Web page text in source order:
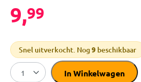
9,99
Snel uitverkocht. Nog9 beschikbaar
In Winkelwagen